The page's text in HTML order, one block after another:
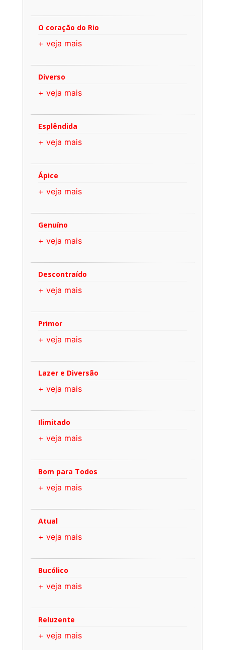
O coração do Rio
+ veja mais
Diverso
+ veja mais
Esplêndida
+ veja mais
Ápice
+ veja mais
Genuíno
+ veja mais
Descontraído
+ veja mais
Primor
+ veja mais
Lazer e Diversão
+ veja mais
Ilimitado
+ veja mais
Bom para Todos
+ veja mais
Atual
+ veja mais
Bucólico
+ veja mais
Reluzente
+ veja mais